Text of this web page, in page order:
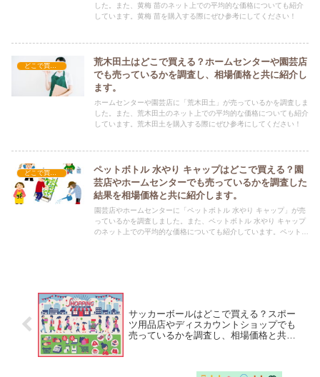
した。また、黄梅 苗のネット上での平均的な価格についても紹介
しています。黄梅 苗を購入する際にぜひ参考にしてください！
荒木田土はどこで買える？ホームセンターや園芸店
でも売っているかを調査し、相場価格と共に紹介し
ます。
ホームセンターや園芸店に「荒木田土」が売っているかを調査しま
した。また、荒木田土のネット上での平均的な価格についても紹介
しています。荒木田土を購入する際にぜひ参考にしてください！
どこで買える？-ガーデニング・家庭菜園
ペットボトル 水やり キャップはどこで買える？園
芸店やホームセンターでも売っているかを調査した
結果を相場価格と共に紹介します。
園芸店やホームセンターに「ペットボトル 水やり キャップ」が売
っているかを調査しました。また、ペットボトル 水やり キャップ
のネット上での平均的な価格についても紹介しています。ペットボ
サッカーボールはどこで買える？スポー
ツ用品店やディスカウントショップでも
売っているかを調査し、相場価格と共に